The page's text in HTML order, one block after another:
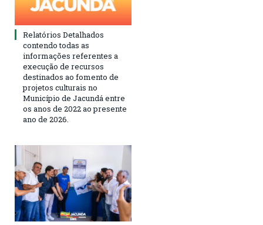
Relatórios Detalhados
contendo todas as
informações referentes a
execução de recursos
destinados ao fomento de
projetos culturais no
Município de Jacundá entre
os anos de 2022 ao presente
ano de 2026.